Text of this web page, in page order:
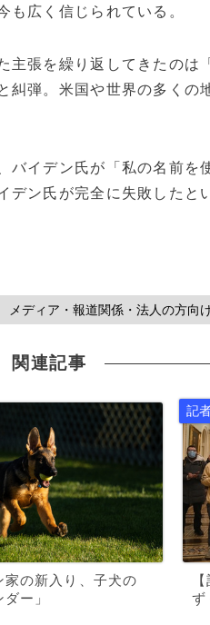
も広く信じられている。
張を繰り返してきたのは
糾弾。米国や世界の多くの
イデン氏が「私の名前を
デン氏が完全に失敗したと
メディア・報道関係・法人の方向
関連記事
家の新入り、子犬の
ダー」
ず